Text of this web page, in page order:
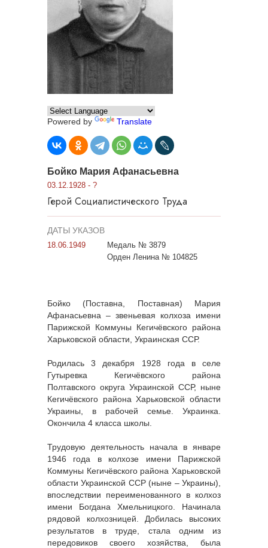
Powered by Translate
Бойко Мария Афанасьевна
03.12.1928 - ?
Герой Социалистического Труда
ДАТЫ УКАЗОВ
18.06.1949
Медаль № 3879
Орден Ленина № 104825
Бойко (Поставна, Поставная) Мария
Афанасьевна – звеньевая колхоза имени
Парижской Коммуны Кегичёвского района
Харьковской области, Украинская ССР.
Родилась 3 декабря 1928 года в селе
Гутыревка Кегичёвского района
Полтавского округа Украинской ССР, ныне
Кегичёвского района Харьковской области
Украины, в рабочей семье. Украинка.
Окончила 4 класса школы.
Трудовую деятельность начала в январе
1946 года в колхозе имени Парижской
Коммуны Кегичёвского района Харьковской
области Украинской ССР (ныне – Украины),
впоследствии переименованного в колхоз
имени Богдана Хмельницкого. Начинала
рядовой колхозницей. Добилась высоких
результатов в труде, стала одним из
передовиков своего хозяйства, была